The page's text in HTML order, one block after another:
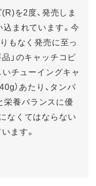
を2度、発売しま
まれています。今
もなく発売に至っ
」のキャッチコピ
チューイングキャ
）あたり、タンパ
栄養バランスに優
なくてはならない
ます。